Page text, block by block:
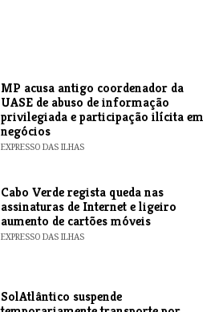
MP acusa antigo coordenador da
UASE de abuso de informação
privilegiada e participação ilícita em
negócios
EXPRESSO DAS ILHAS
Cabo Verde regista queda nas
assinaturas de Internet e ligeiro
aumento de cartões móveis
EXPRESSO DAS ILHAS
SolAtlântico suspende